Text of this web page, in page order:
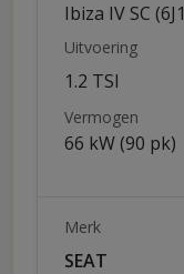
Ibiza IV SC
Uitvoering
1.2 TSI
Vermogen
66 kW (90 pk)
Merk
SEAT